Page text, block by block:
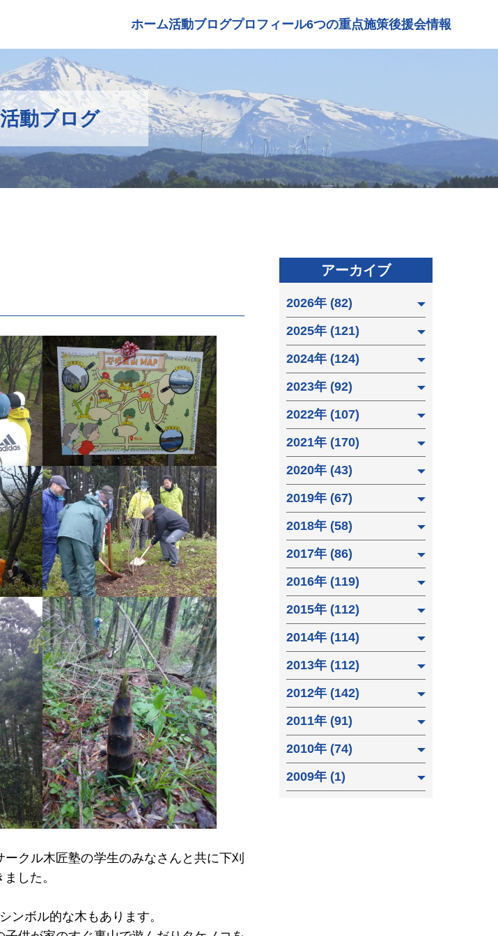
ホーム活動ブログプロフィール6つの重点施策後援会情報
活動ブログ
クル木匠塾の学生のみなさんと共に下刈
した。
ンボル的な木もあります。
アーカイブ
2026年 (82)
2025年 (121)
2024年 (124)
2023年 (92)
2022年 (107)
2021年 (170)
2020年 (43)
2019年 (67)
2018年 (58)
2017年 (86)
2016年 (119)
2015年 (112)
2014年 (114)
2013年 (112)
2012年 (142)
2011年 (91)
2010年 (74)
2009年 (1)